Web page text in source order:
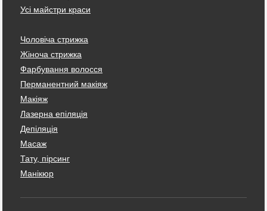
Усі майстри краси
Чоловіча стрижка
Жіноча стрижка
Фарбування волосся
Перманентний макіяж
Макіяж
Лазерна епіляція
Депіляція
Масаж
Тату, пірсинг
Манікюр